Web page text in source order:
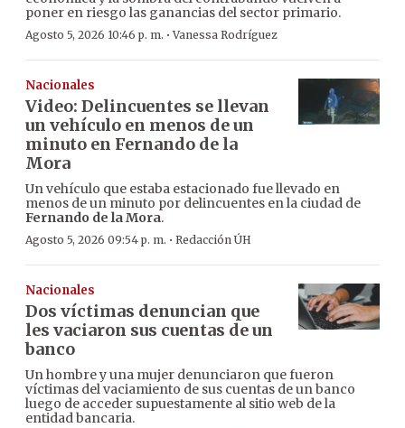
poner en riesgo las ganancias del sector primario.
Agosto 5, 2026 10:46 p. m. ·Vanessa Rodríguez
Nacionales
Video: Delincuentes se llevan
un vehículo en menos de un
minuto en Fernando de la
Mora
Un vehículo que estaba estacionado fue llevado en
menos de un minuto por delincuentes en la ciudad de
Fernando de la Mora.
Agosto 5, 2026 09:54 p. m. · Redacción ÚH
Nacionales
Dos víctimas denuncian que
les vaciaron sus cuentas de un
banco
Un hombre y una mujer denunciaron que fueron
víctimas del vaciamiento de sus cuentas de un banco
luego de acceder supuestamente al sitio web de la
entidad bancaria.